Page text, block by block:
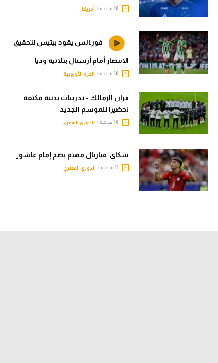
أمريكا
فورنالس يقود بيتيس لتحقيق
الانتصار أمام أرسنال بثلاثية وديا
الكرة الأوروبية
مران الزمالك - تدريبات بدنية مكثفة
تحضيرا للموسم الجديد
الدوري المصري
سكاي: فياريال مهتم بضم إمام عاشور
الدوري المصري